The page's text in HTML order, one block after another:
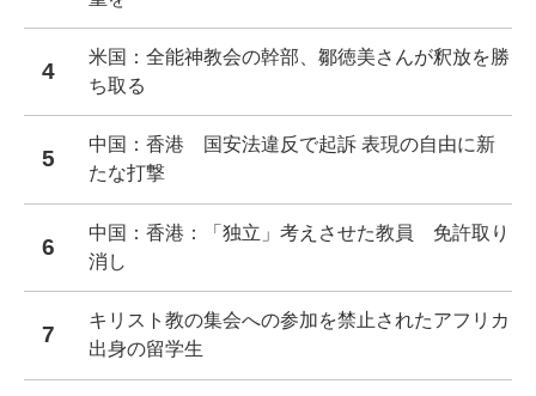
4
米国：全能神教会の幹部、鄒徳美さんが釈放を勝
ち取る
5
中国：香港 国安法違反で起訴 表現の自由に新
たな打撃
6
中国：香港：「独立」考えさせた教員 免許取り
消し
7
キリスト教の集会への参加を禁止されたアフリカ
出身の留学生